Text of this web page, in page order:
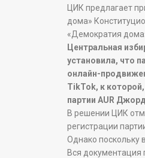
ЦИК предлагает
дома»
«Демократия
Центральная
установила, что
онлайн-
TikTok, к
партии AUR
В решении ЦИК
регистрации
Однако поскольку
Вся документация